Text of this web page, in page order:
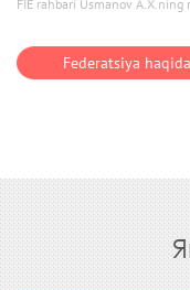
FIE rahbari Usmanov A.X.ning
Federatsiya haqida